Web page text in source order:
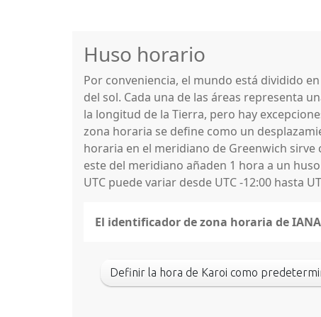
Huso horario
Por conveniencia, el mundo está dividido
del sol. Cada una de las áreas representa
la longitud de la Tierra, pero hay
zona horaria se define como un
horaria en el meridiano de Greenwich
este del meridiano añaden 1 hora a un
UTC puede variar desde UTC -12:00 hasta
El identificador de zona horaria de
Definir la hora de Karoi como